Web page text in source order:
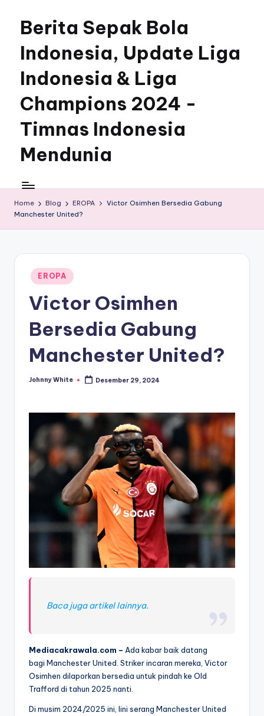
content
Berita Sepak Bola
Indonesia, Update Liga
Indonesia & Liga
Champions 2024 -
Timnas Indonesia
Mendunia
Home Blog EROPA
Victor Osimhen Bersedia Gabung
Manchester United?
Posted
in
EROPA
Victor Osimhen
Bersedia Gabung
Manchester United?
Posted
Johnny White Desember 29, 2024
Baca juga artikel lainnya.
Mediacakrawala.com – Ada kabar baik datang
bagi Manchester United. Striker incaran mereka, Victor
Osimhen dilaporkan bersedia untuk pindah ke Old
Trafford di tahun 2025 nanti.
Di musim 2024/2025 ini, lini serang Manchester United